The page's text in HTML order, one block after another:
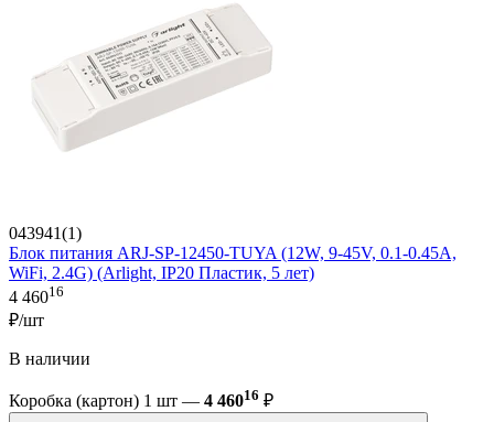
043941(1)
Блок питания ARJ-SP-12450-TUYA (12W, 9-45V, 0.1-0.45A,
WiFi, 2.4G) (Arlight, IP20 Пластик, 5 лет)
4 46016
₽/шт
В наличии
Коробка (картон) 1 шт — 4 46016 ₽